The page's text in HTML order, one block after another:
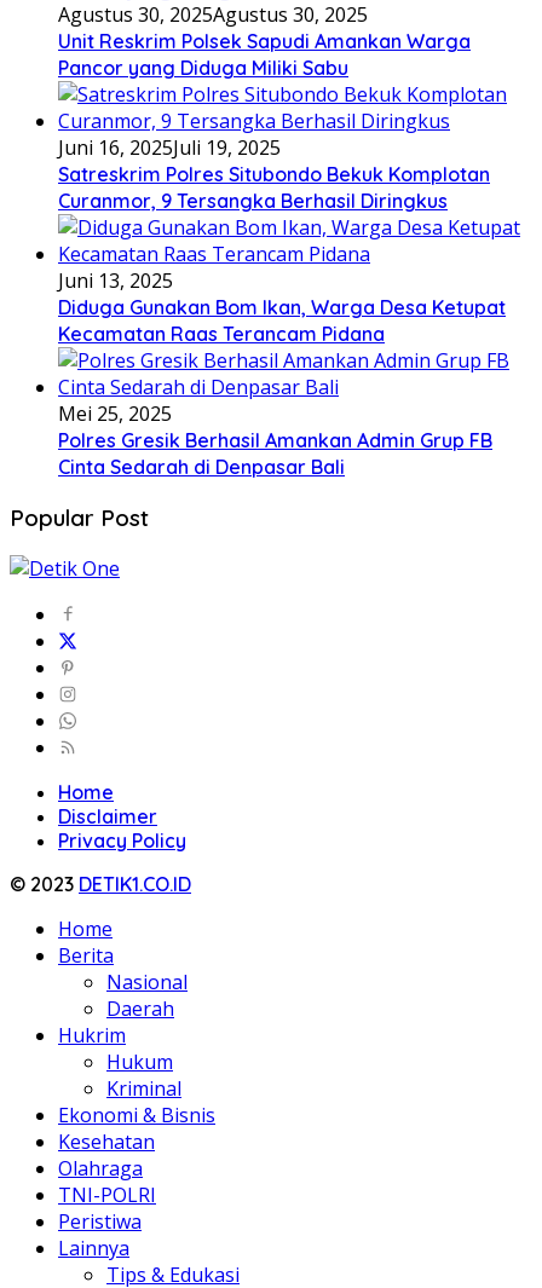
Agustus 30, 2025Agustus 30, 2025
Unit Reskrim Polsek Sapudi Amankan Warga
Pancor yang Diduga Miliki Sabu
Juni 16, 2025Juli 19, 2025
Satreskrim Polres Situbondo Bekuk Komplotan
Curanmor, 9 Tersangka Berhasil Diringkus
Juni 13, 2025
Diduga Gunakan Bom Ikan, Warga Desa Ketupat
Kecamatan Raas Terancam Pidana
Mei 25, 2025
Polres Gresik Berhasil Amankan Admin Grup FB
Cinta Sedarah di Denpasar Bali
Popular Post
Home
Disclaimer
Privacy Policy
© 2023 DETIK1.CO.ID
Home
Berita
Nasional
Daerah
Hukrim
Hukum
Kriminal
Ekonomi & Bisnis
Kesehatan
Olahraga
TNI-POLRI
Peristiwa
Lainnya
Tips & Edukasi